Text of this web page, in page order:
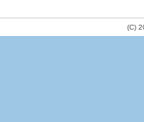
(C)